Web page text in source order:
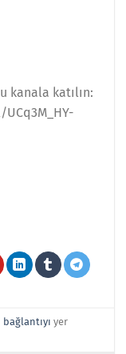
kanala katılın:
bağlantıyı yer